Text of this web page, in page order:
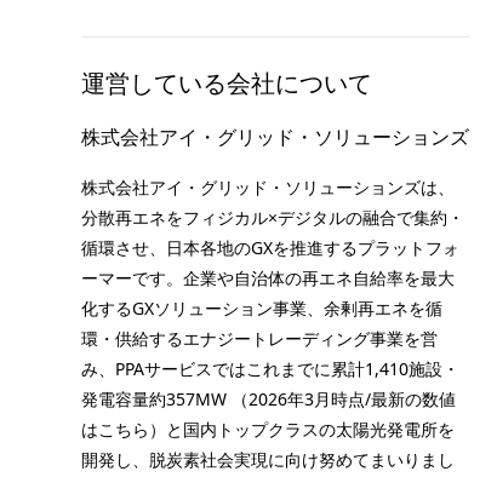
運営している会社について
株式会社アイ・グリッド・ソリューションズ
株式会社アイ・グリッド・ソリューションズは、
分散再エネをフィジカル×デジタルの融合で集約・
循環させ、日本各地のGXを推進するプラットフォ
ーマーです。企業や自治体の再エネ自給率を最大
化するGXソリューション事業、余剰再エネを循
環・供給するエナジートレーディング事業を営
み、PPAサービスではこれまでに累計1,410施設・
発電容量約357MW （2026年3月時点/最新の数値
はこちら ）と国内トップクラスの太陽光発電所を
開発し、脱炭素社会実現に向け努めてまいりまし